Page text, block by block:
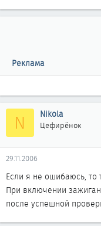
Реклама
N Nikola
Цефирёнок
29.11.2006
Если я не ошибаюсь, то
При включении
после успешной